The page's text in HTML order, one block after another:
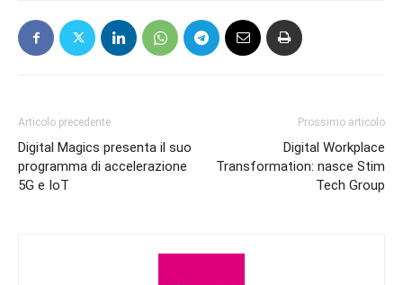
Articolo precedente
Digital Magics presenta il suo
programma di accelerazione
5G e IoT
Prossimo articolo
Digital Workplace
Transformation: nasce Stim
Tech Group